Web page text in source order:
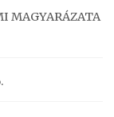
MAGYARÁZATA